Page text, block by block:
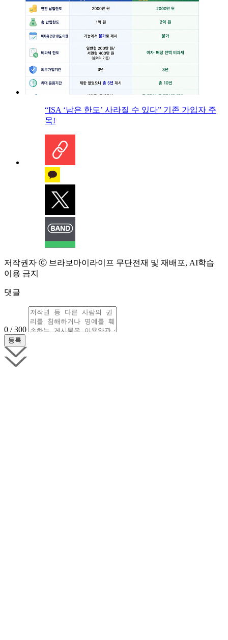
“ISA ‘남은 한도’ 사라질 수 있다” 기존 가입자 주
목!
저작권자 ⓒ 브라보마이라이프 무단전재 및 재배포, AI학습
이용 금지
댓글
0 / 300